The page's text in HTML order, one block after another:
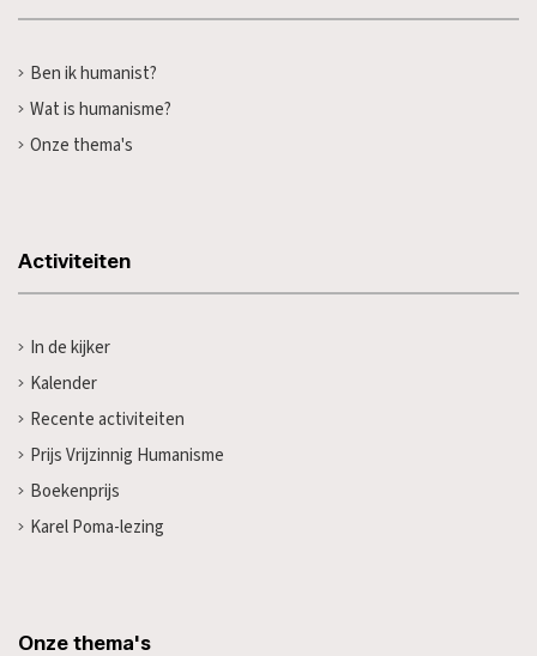
Ben ik humanist?
Wat is humanisme?
Onze thema's
Activiteiten
In de kijker
Kalender
Recente activiteiten
Prijs Vrijzinnig Humanisme
Boekenprijs
Karel Poma-lezing
Onze thema's